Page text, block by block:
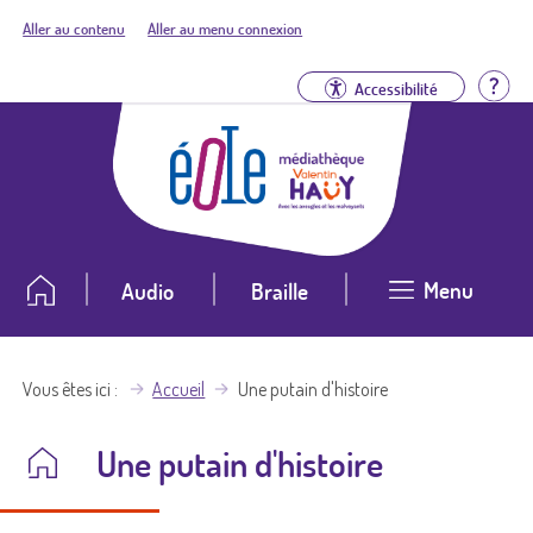
Aller au contenu Aller au menu connexion
Accessibilité
Audio Braille Menu
Vous êtes ici Accueil Une putain d'histoire
Une putain d'histoire